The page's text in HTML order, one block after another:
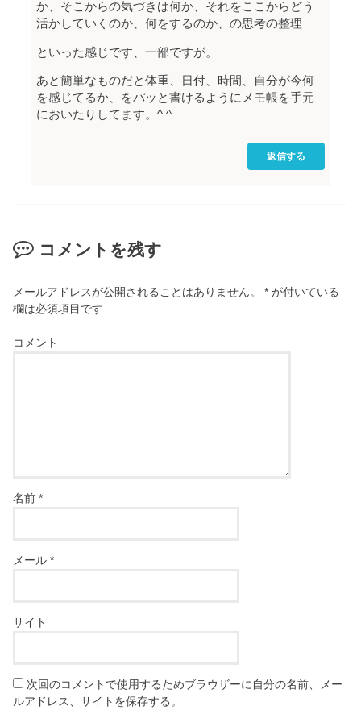
か、そこからの気づきは何か、それをここからどう
活かしていくのか、何をするのか、の思考の整理
といった感じです、一部ですが。
あと簡単なものだと体重、日付、時間、自分が今何
を感じてるか、をパッと書けるようにメモ帳を手元
においたりしてます。^ ^
返信する
コメントを残す
メールアドレスが公開されることはありません。 * が付いている
欄は必須項目です
コメント
名前*
メール*
サイト
次回のコメントで使用するためブラウザーに自分の名前、メー
ルアドレス、サイトを保存する。